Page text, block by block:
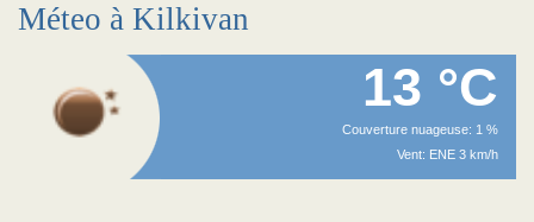
Méteo à Kilkivan
13 °C
Couverture nuageuse: 1 %
Vent: ENE 3 km/h